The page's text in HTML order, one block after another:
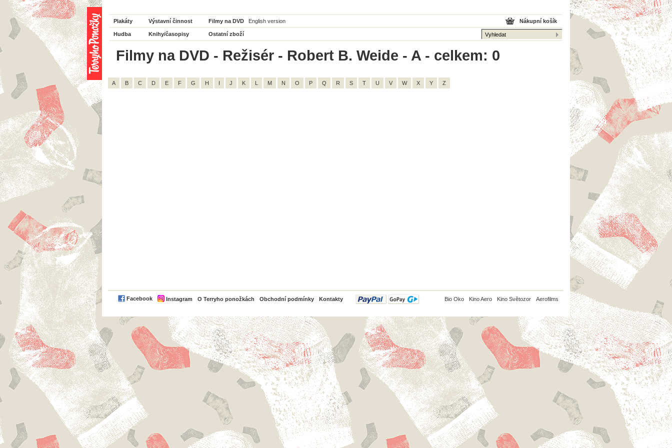
Plakáty Výstavní činnost Filmy na DVD English version
Hudba Knihy/časopisy Ostatní zboží
Nákupní košík
Filmy na DVD - Režisér - Robert B. Weide - A - celkem: 0
A B C D E F G H I J K L M N O P Q R S T U V W X Y Z
Facebook Instagram O Terryho ponožkách Obchodní podmínky Kontakty
PayPal Bio Oko Kino Aero Kino Světozor Aerofilms